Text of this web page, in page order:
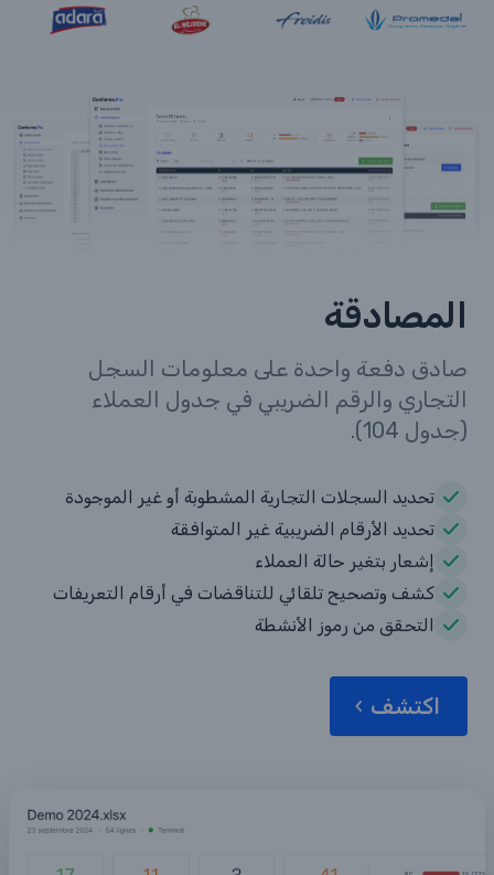
المصادقة
صادق دفعة واحدة على معلومات السجل
التجاري والرقم الضريبي في جدول العملاء
(جدول 104).
تحديد السجلات التجارية المشطوبة أو غير الموجودة
تحديد الأرقام الضريبية غير المتوافقة
إشعار بتغير حالة العملاء
كشف وتصحيح تلقائي للتناقضات في أرقام التعريفات
التحقق من رموز الأنشطة
اكتشف